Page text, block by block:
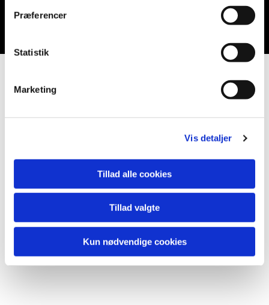
Præferencer
Statistik
Marketing
Vis detaljer
Tillad alle cookies
Tillad valgte
Kun nødvendige cookies
Du vil måske også kunne lide...